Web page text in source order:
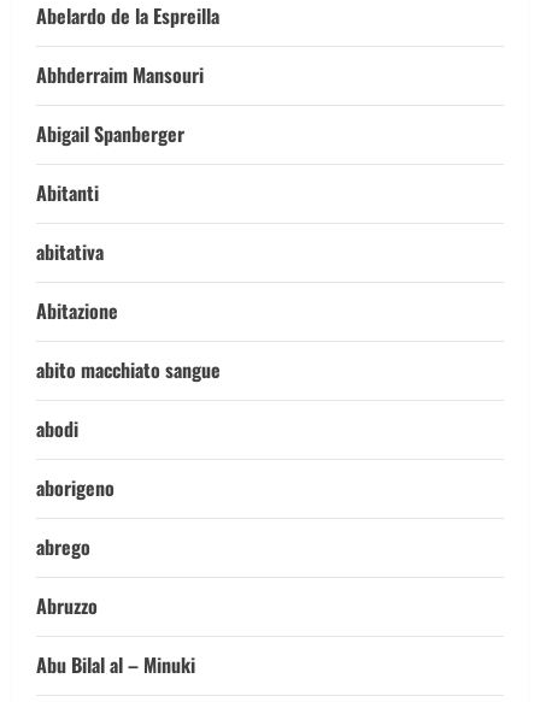
Abelardo de la Espreilla
Abhderraim Mansouri
Abigail Spanberger
Abitanti
abitativa
Abitazione
abito macchiato sangue
abodi
aborigeno
abrego
Abruzzo
Abu Bilal al – Minuki